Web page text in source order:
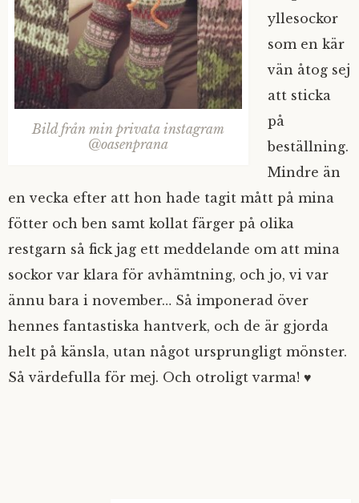
Bild från min privata instagram
@oasenprana
yllesockor
som en kär
vän åtog sej
att sticka
på
beställning.
Mindre än
en vecka efter att hon hade tagit mått på mina
fötter och ben samt kollat färger på olika
restgarn så fick jag ett meddelande om att mina
sockor var klara för avhämtning, och jo, vi var
ännu bara i november… Så imponerad över
hennes fantastiska hantverk, och de är gjorda
helt på känsla, utan något ursprungligt mönster.
Så värdefulla för mej. Och otroligt varma! ♥